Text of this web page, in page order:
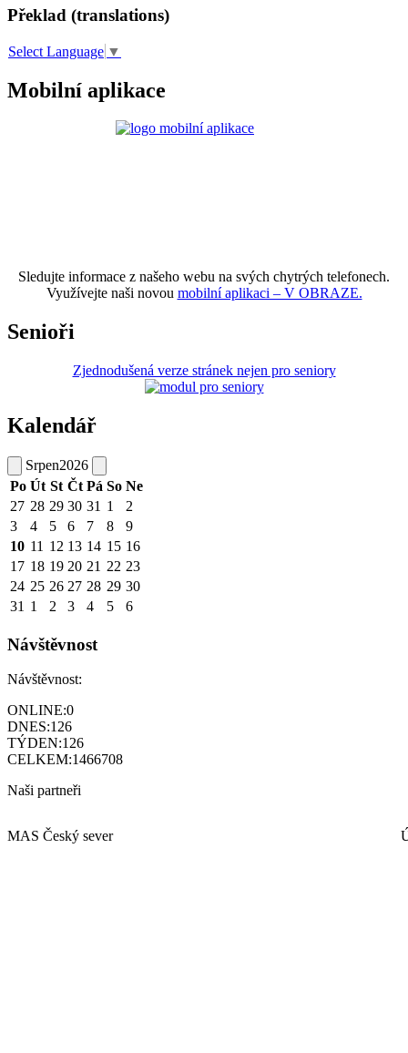
Překlad (translations)
Select Language ▼
Mobilní aplikace
Sledujte informace z našeho webu na svých chytrých telefonech.
Využívejte naši novou mobilní aplikaci – V OBRAZE.
Senioři
Zjednodušená verze stránek nejen pro seniory
Kalendář
Srpen2026
Po Út St Čt Pá So Ne
27 28 29 30 31 1
2
3
4 5 6 7 8
9
10 11 12 13 14 15 16
17 18 19 20 21 22 23
24 25 26 27 28 29 30
31 1 2 3 4 5 6
Návštěvnost
Návštěvnost:
ONLINE:0
DNES:126
TÝDEN:126
CELKEM:1466708
Naši partneři
MAS Český sever